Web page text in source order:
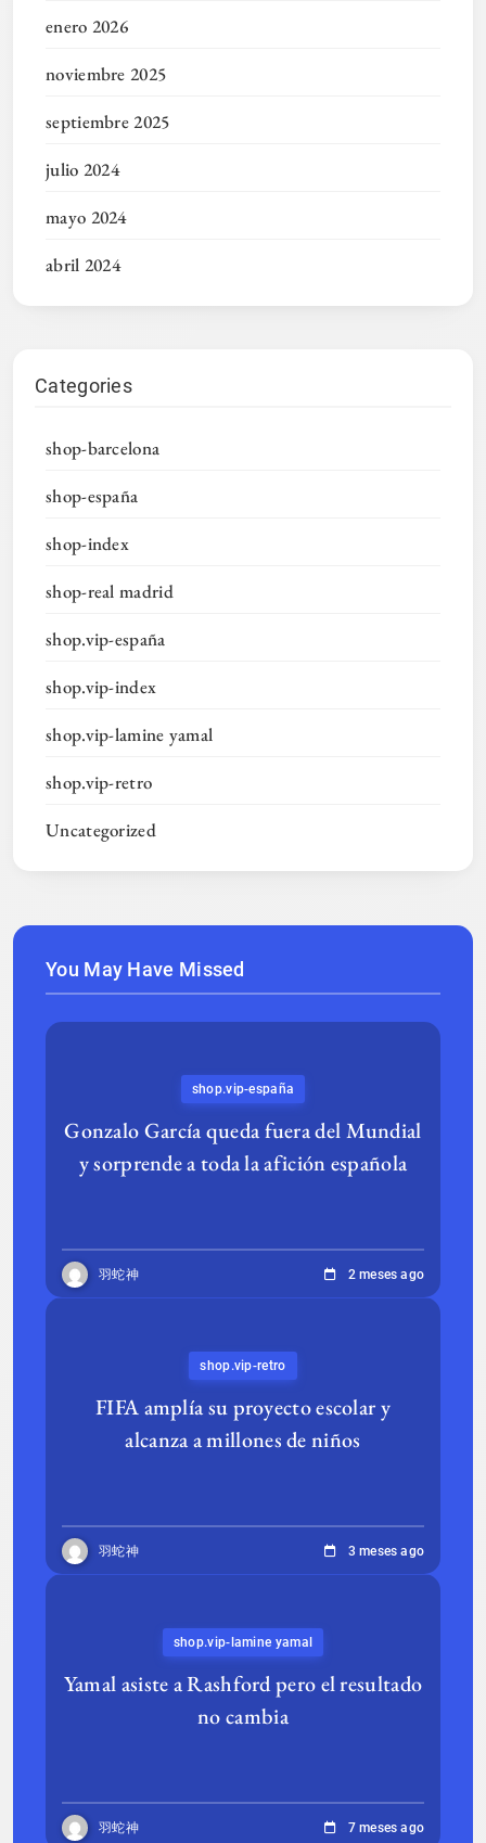
enero 2026
noviembre 2025
septiembre 2025
julio 2024
mayo 2024
abril 2024
Categories
shop-barcelona
shop-españa
shop-index
shop-real madrid
shop.vip-españa
shop.vip-index
shop.vip-lamine yamal
shop.vip-retro
Uncategorized
You May Have Missed
shop.vip-españa
Gonzalo García queda fuera del Mundial
y sorprende a toda la afición española
羽蛇神 2 meses ago
shop.vip-retro
FIFA amplía su proyecto escolar y
alcanza a millones de niños
羽蛇神 3 meses ago
shop.vip-lamine yamal
Yamal asiste a Rashford pero el resultado
no cambia
羽蛇神 7 meses ago